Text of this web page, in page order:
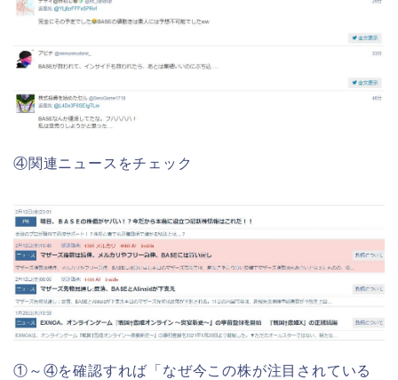
④関連ニュースをチェック
①～④を確認すれば「なぜ今この株が注目されている